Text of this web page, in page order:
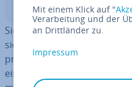
In­halts­ver­zeich­nis
Sie stoßen auf eine
sich „Welche Schrift­art ist
prak­ti­sches Online-Tool, mit
einfach be­ant­wor­ten
Mit einem Klick auf "
Verarbeitung und der
an Drittländer zu.
Impressum